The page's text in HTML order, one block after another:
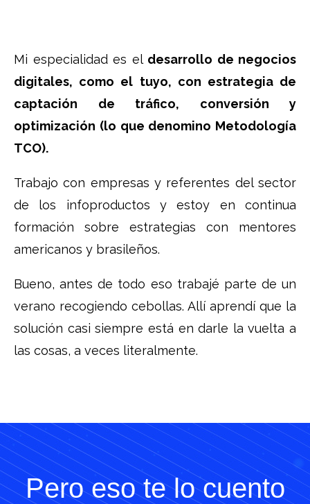
Mi especialidad es el desarrollo de negocios
digitales, como el tuyo, con estrategia de
captación de tráfico, conversión y
optimización (lo que denomino Metodología
TCO).
Trabajo con empresas y referentes del sector
de los infoproductos y estoy en continua
formación sobre estrategias con mentores
americanos y brasileños.
Bueno, antes de todo eso trabajé parte de un
verano recogiendo cebollas. Allí aprendí que la
solución casi siempre está en darle la vuelta a
las cosas, a veces literalmente.
Pero eso te lo cuento